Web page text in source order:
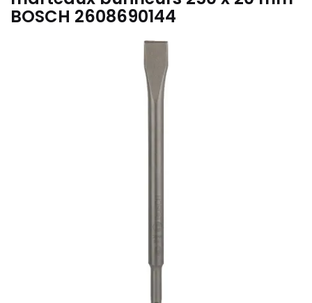
BOSCH 2608690144